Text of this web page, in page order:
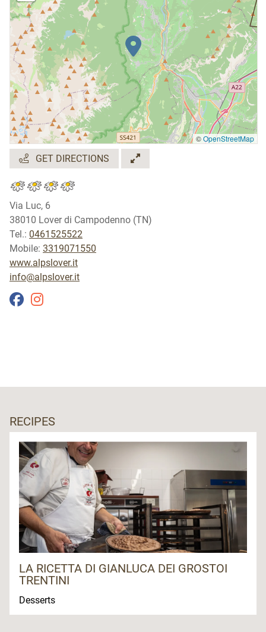
©OpenStreetMap
GET DIRECTIONS
Via Luc, 6
38010 Lover di Campodenno (TN)
Tel.: 0461525522
Mobile: 3319071550
www.alpslover.it
info@alpslover.it
RECIPES
LA RICETTA DI GIANLUCA DEI GROSTOI
TRENTINI
Desserts